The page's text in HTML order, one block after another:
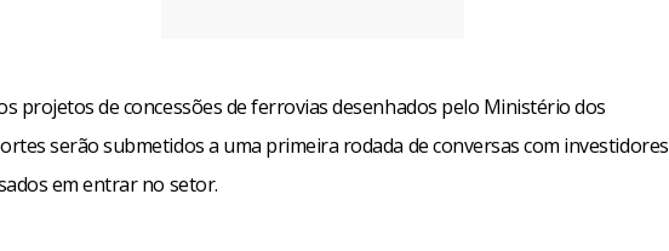
projetos de concessões de ferrovias desenhados pelo Ministério dos
serão submetidos a uma primeira rodada de conversas com investidores
em entrar no setor.